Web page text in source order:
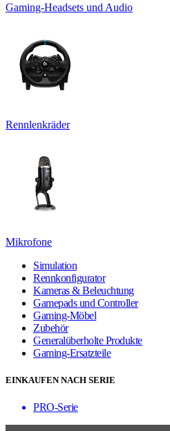
Gaming-Headsets und Audio
Rennlenkräder
Mikrofone
Simulation
Rennkonfigurator
Kameras & Beleuchtung
Gamepads und Controller
Gaming-Möbel
Zubehör
Generalüberholte Produkte
Gaming-Ersatzteile
EINKAUFEN NACH SERIE
PRO-Serie